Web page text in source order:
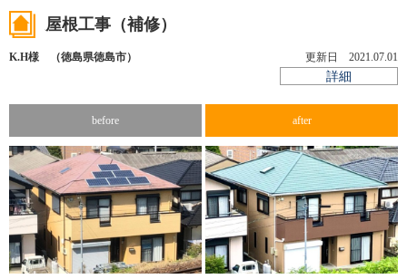
徴はないですね。気を付けているのは、台風が通るとなっ
た時の現場の養生です。足場のネットは外して畳み、作業
道具も全て片付けて危険のないように準備しています」
屋根工事（補修）
K.H様 （徳島県徳島市） 更新日 2021.07.01
詳細
before after